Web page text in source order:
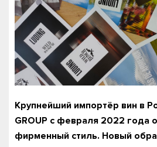
Крупнейший импортёр вин в
GROUP с февраля 2022 года
фирменный стиль. Новый